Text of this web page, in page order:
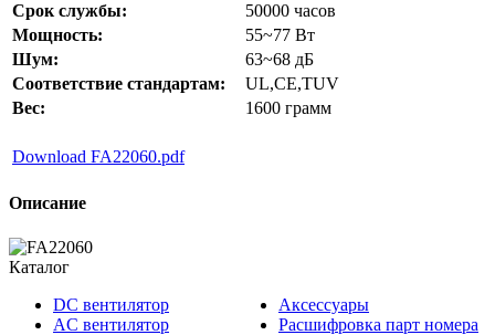
Срок службы:
50000 часов
Мощность:
55~77 Вт
Шум:
63~68 дБ
Соответствие стандартам:
UL,CE,TUV
Вес:
1600 грамм
Download FA22060.pdf
Описание
Каталог
DC вентилятор
AC вентилятор
Аксессуары
Расшифровка парт номера